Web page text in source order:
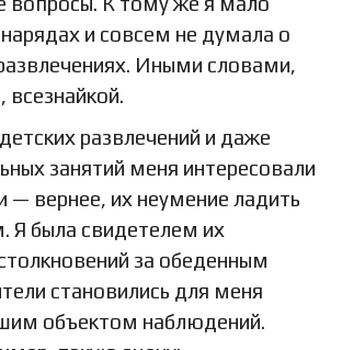
и совсем не думала о
Иными словами,
всезнайкой.
развлечений и даже
занятий меня интересовали
— вернее, их неумение ладить
Я была свидетелем их
за обеденным
становились для меня
объектом наблюдений.